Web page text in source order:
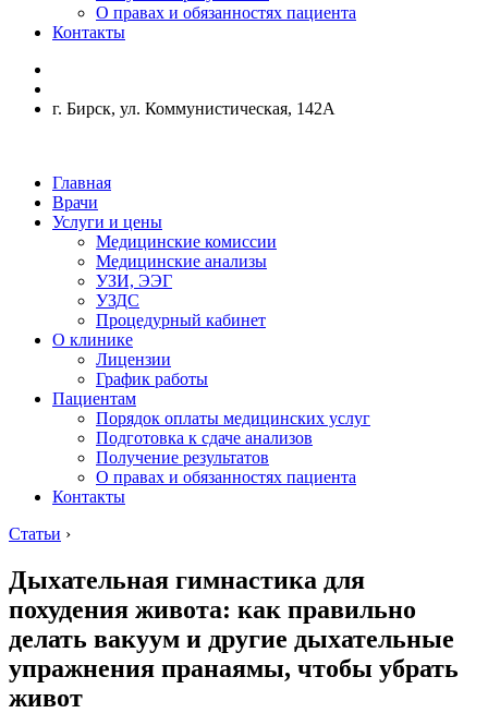
О правах и обязанностях пациента
Контакты
г. Бирск, ул. Коммунистическая, 142А
Главная
Врачи
Услуги и цены
Медицинские комиссии
Медицинские анализы
УЗИ, ЭЭГ
УЗДС
Процедурный кабинет
О клинике
Лицензии
График работы
Пациентам
Порядок оплаты медицинских услуг
Подготовка к сдаче анализов
Получение результатов
О правах и обязанностях пациента
Контакты
Статьи ›
Дыхательная гимнастика для
похудения живота: как правильно
делать вакуум и другие дыхательные
упражнения пранаямы, чтобы убрать
живот